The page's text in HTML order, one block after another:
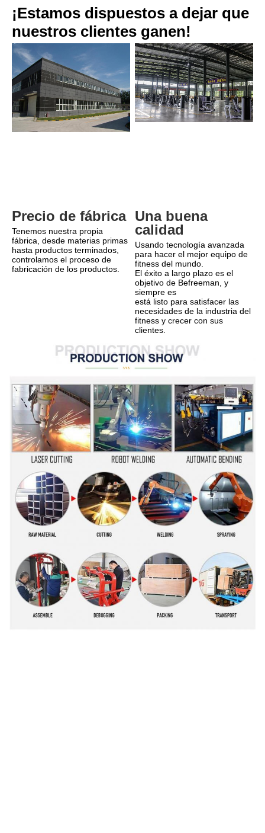
¡Estamos dispuestos a dejar que
nuestros clientes ganen!
Precio de fábrica
Tenemos nuestra propia
fábrica, desde materias primas
hasta productos terminados,
controlamos el proceso de
fabricación de los productos.
Una buena
calidad
Usando tecnología avanzada
para hacer el mejor equipo de
fitness del mundo.
El éxito a largo plazo es el
objetivo de Befreeman, y
siempre es
está listo para satisfacer las
necesidades de la industria del
fitness y crecer con sus
clientes.